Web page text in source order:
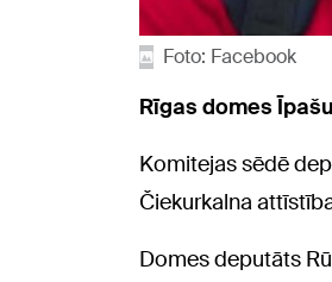
Foto: Facebook
Rīgas domes
Komitejas sēdē
Čiekurkalna
Domes deputāts